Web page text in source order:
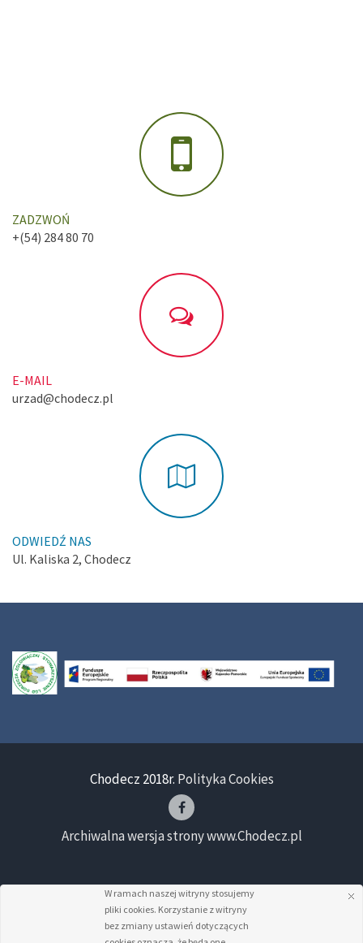
ZADZWOŃ
+(54) 284 80 70
E-MAIL
urzad@chodecz.pl
ODWIEDŹ NAS
Ul. Kaliska 2, Chodecz
Chodecz 2018r. Polityka Cookies
Archiwalna wersja strony www.Chodecz.pl
W ramach naszej witryny stosujemy
pliki cookies. Korzystanie z witryny
bez zmiany ustawień dotyczących